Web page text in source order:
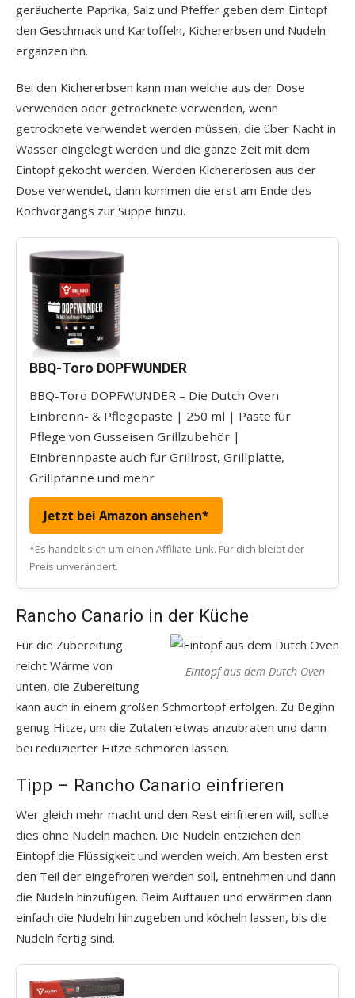
geräucherte Paprika, Salz und Pfeffer geben dem Eintopf
den Geschmack und Kartoffeln, Kichererbsen und Nudeln
ergänzen ihn.
Bei den Kichererbsen kann man welche aus der Dose
verwenden oder getrocknete verwenden, wenn
getrocknete verwendet werden müssen, die über Nacht in
Wasser eingelegt werden und die ganze Zeit mit dem
Eintopf gekocht werden. Werden Kichererbsen aus der
Dose verwendet, dann kommen die erst am Ende des
Kochvorgangs zur Suppe hinzu.
BBQ-Toro DOPFWUNDER
BBQ-Toro DOPFWUNDER – Die Dutch Oven
Einbrenn- & Pflegepaste | 250 ml | Paste für
Pflege von Gusseisen Grillzubehör |
Einbrennpaste auch für Grillrost, Grillplatte,
Grillpfanne und mehr
Jetzt bei Amazon ansehen*
*Es handelt sich um einen Affiliate-Link. Für dich bleibt der
Preis unverändert.
Rancho Canario in der Küche
Eintopf aus dem Dutch Oven
Für die Zubereitung
reicht Wärme von
unten, die Zubereitung
kann auch in einem großen Schmortopf erfolgen. Zu Beginn
genug Hitze, um die Zutaten etwas anzubraten und dann
bei reduzierter Hitze schmoren lassen.
Tipp – Rancho Canario einfrieren
Wer gleich mehr macht und den Rest einfrieren will, sollte
dies ohne Nudeln machen. Die Nudeln entziehen den
Eintopf die Flüssigkeit und werden weich. Am besten erst
den Teil der eingefroren werden soll, entnehmen und dann
die Nudeln hinzufügen. Beim Auftauen und erwärmen dann
einfach die Nudeln hinzugeben und köcheln lassen, bis die
Nudeln fertig sind.